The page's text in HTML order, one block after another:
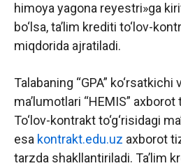
himoya yagona reyestri»ga
bo‘lsa, ta’lim krediti to‘lov-
miqdorida ajratiladi.
Talabaning “GPA” ko‘rsatkichi
ma’lumotlari “HEMIS”
To‘lov-kontrakt to‘g‘risidagi
esa kontrakt.edu.uz axborot
tarzda shakllantiriladi. Ta’lim